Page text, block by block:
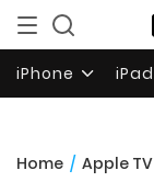
iPhone iPad
Home / Apple TV